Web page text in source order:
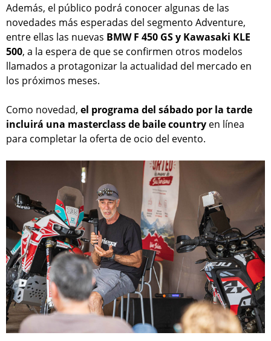
Además, el público podrá conocer algunas de las
novedades más esperadas del segmento Adventure,
entre ellas las nuevas BMW F 450 GS y Kawasaki KLE
500, a la espera de que se confirmen otros modelos
llamados a protagonizar la actualidad del mercado en
los próximos meses.
Como novedad, el programa del sábado por la tarde
incluirá una masterclass de baile country en línea
para completar la oferta de ocio del evento.